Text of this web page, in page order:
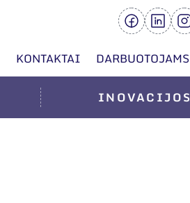
KONTAKTAI DARBUOTOJAMS
INOVACIJOS